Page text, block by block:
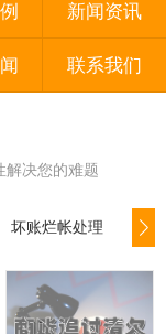
新闻资讯
联系我们
解决您的难题
坏账烂帐处理